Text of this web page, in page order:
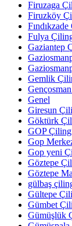
Firuzaga
Firuzköy
Fulya
Gaziantep
Gemlik
Genel
Giresun
Göktürk
GOP
Gop
Gop yeni
Göztepe
Göztepe
gülbaş
Gültepe
Gümbet
Gümüşlük